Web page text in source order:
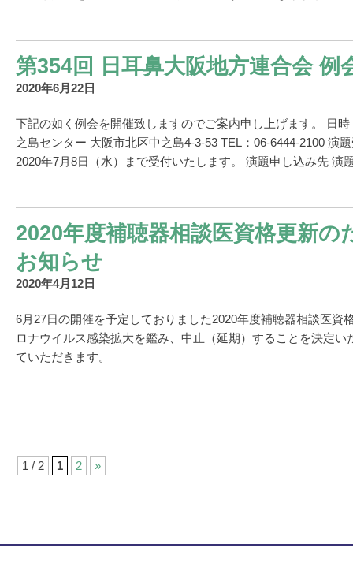
第354回 日耳鼻大阪地方連合会 例
2020年6月22日
下記の如く例会を開催致しますのでご案内申し上げます。 日
之島センター 大阪市北区中之島4-3-53 TEL：06-6444-2100 演
2020年7月8日（水）まで受付いたします。 演題申し込み先 演
2020年度補聴器相談医資格更新の
お知らせ
2020年4月12日
6月27日の開催を予定しておりました2020年度補聴器相談医資
ロナウイルス感染拡大を鑑み、中止（延期）することを決定
ていただきます。
1 / 2 1 2 »